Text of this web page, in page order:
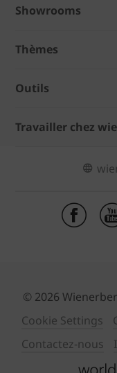
Showrooms
Thèmes
Outils
Travailler chez
© 2026
Cookie Settings
Contactez-nous